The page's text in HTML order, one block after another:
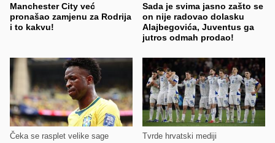
Manchester City već
pronašao zamjenu za Rodrija
i to kakvu!
Sada je svima jasno zašto se
on nije radovao dolasku
Alajbegovića, Juventus ga
jutros odmah prodao!
Čeka se rasplet velike sage Tvrde hrvatski mediji